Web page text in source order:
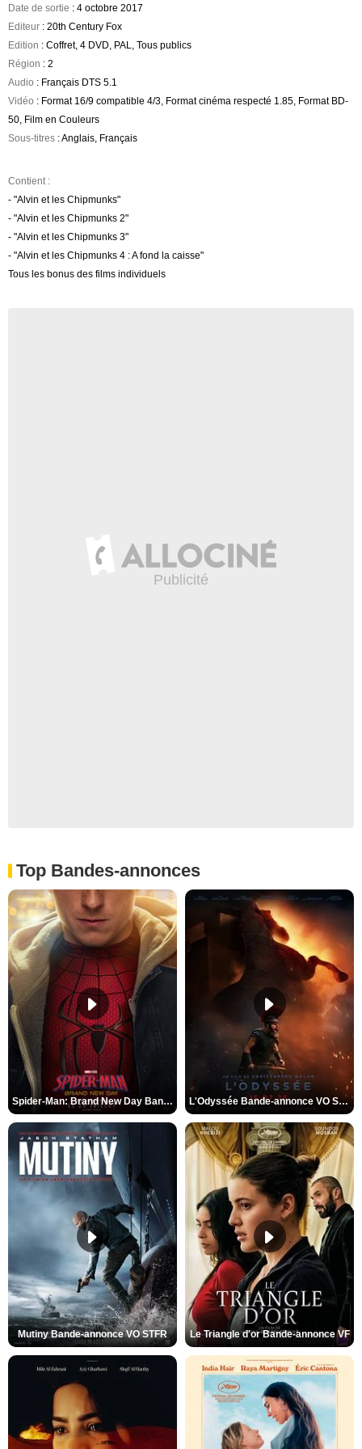
Date de sortie : 4 octobre 2017
Editeur : 20th Century Fox
Edition : Coffret, 4 DVD, PAL, Tous publics
Région : 2
Audio : Français DTS 5.1
Vidéo : Format 16/9 compatible 4/3, Format cinéma respecté 1.85, Format BD-
50, Film en Couleurs
Sous-titres : Anglais, Français
Contient :
- "Alvin et les Chipmunks"
- "Alvin et les Chipmunks 2"
- "Alvin et les Chipmunks 3"
- "Alvin et les Chipmunks 4 : A fond la caisse"
Tous les bonus des films individuels
Top Bandes-annonces
Spider-Man: Brand New Day Bande-annonce VO STFR L'Odyssée Bande-annonce VO STFR
Mutiny Bande-annonce VO STFR Le Triangle d'or Bande-annonce VF